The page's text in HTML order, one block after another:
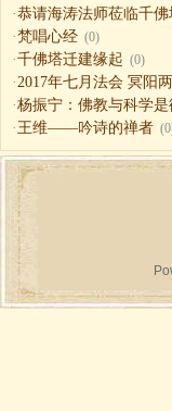
·恭请海涛法师莅临千
·梵唱心经 (0)
·千佛塔迁建缘起 (0)
·2017年七月法会 冥阳
·杨振宁：佛教与科学
·王维——吟诗的禅者